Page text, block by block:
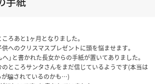
ろあと1ヶ月となりました。
へのクリスマスプレゼントに頭を悩ませます。
へ」と書かれた長女からの手紙が置いてありました。
ところサンタさんをまだ信じているようです(本当は
騙されているのかも…)